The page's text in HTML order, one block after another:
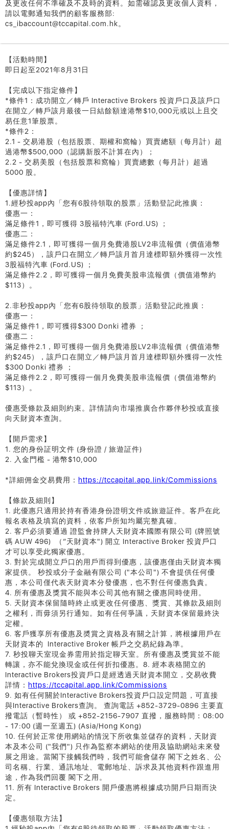
及更改任何不準確及不及時的資料。如需確認及更改個人資料，
請以電郵通知我們的顧客服務部:
cs_ibaccount@tccapital.com.hk。
【活動時間】
即日起至2021年8月31日
【完成以下指定條件】
*條件1：成功開立／轉戶 Interactive Brokers 投資戶口及該戶口
在開立／轉戶該月最後一日結餘額達港幣$10,000元或以上且交
易任意1筆股票。
*條件2：
2.1 - 交易港股（包括股票、期權和窩輪）買賣總額（每月計）超
過港幣$500,000（認購新股不計算在內）；
2.2 - 交易美股（包括股票和窩輪）買賣總數（每月計）超過
5000 股。
【優惠詳情】
1.經秒投app內「您有6股待領取的股票」活動登記此推廣：
優惠一：
滿足條件1，即可獲得 3股福特汽車 (Ford.US) ；
優惠二：
滿足條件2.1，即可獲得一個月免費港股LV2串流報價（價值港幣
約$245），該戶口在開立／轉戶該月首月達標即額外獲得一次性
3股福特汽車 (Ford.US) ；
滿足條件2.2，即可獲得一個月免費美股串流報價（價值港幣約
$113）。
2.非秒投app內「您有6股待領取的股票」活動登記此推廣：
優惠一：
滿足條件1，即可獲得$300 Donki 禮券 ；
優惠二：
滿足條件2.1，即可獲得一個月免費港股LV2串流報價（價值港幣
約$245），該戶口在開立／轉戶該月首月達標即額外獲得一次性
$300 Donki 禮券 ；
滿足條件2.2，即可獲得一個月免費美股串流報價（價值港幣約
$113）。
優惠受條款及細則約束。詳情請向市場推廣合作夥伴秒投或直接
向天財資本查詢。
【開戶需求】
1. 您的身份証明文件 (身份證 / 旅遊証件)
2. 入金門檻 - 港幣$10,000
*詳細佣金交易費用： https://tccapital.app.link/Commissions
【條款及細則】
1. 此優惠只適用於持有香港身份證明文件或旅遊証件。客戶在此
報名表格及填寫的資料，依客戶所知均屬完整真確。
2. 客戶必須要通過 證監會持牌人天財資本國際有限公司 (牌照號
碼 AUW 496) （“天財資本") 開立 Interactive Broker 投資戶口
才可以享受此獨家優惠。
3. 對於完成開立戶口的用戶而得到優惠，該優惠僅由天財資本獨
家提供。 秒投或分子金融有限公司 ("本公司") 不會提供任何優
惠，本公司僅代表天財資本分發優惠，也不對任何優惠負責。
4. 所有優惠及獎賞不能與本公司其他有關之優惠同時使用。
5. 天財資本保留隨時終止或更改任何優惠、獎賞、其條款及細則
之權利，而毋須另行通知。如有任何爭議，天財資本保留最終決
定權。
6. 客戶獲享所有優惠及奬賞之資格及有關之計算，將根據用戶在
天財資本的 Interactive Broker 帳戶之交易紀錄為準。
7. 秒投聊天室現金券需用於指定聊天室。所有優惠及獎賞並不能
轉讓，亦不能兌換現金或任何折扣優惠。8. 經本表格開立的
Interactive Brokers投資戶口是經透過天財資本開立，交易收費
詳情： https://tccapital.app.link/Commissions
9. 如有任何關於Interactive Brokers投資戶口設定問題，可直接
與Interactive Brokers查詢。 查詢電話 +852-3729-0896 主要直
撥電話（暫時性） 或 +852-2156-7907 直撥，服務時間：08:00
- 17:00 (週一至週五) (Asia/Hong Kong)
10. 任何於正常使用網站的情況下所收集並儲存的資料，天財資
本及本公司 ("我們") 只作為監察本網站的使用及協助網站未來發
展之用途。當閣下接觸我們時，我們可能會儲存 閣下之姓名、公
司名稱、行業、通訊地址、電郵地址、訴求及其他資料作跟進用
途，作為我們回覆 閣下之用。
11. 所有 Interactive Brokers 開戶優惠將根據成功開戶日期而決
定。
【優惠領取方法】